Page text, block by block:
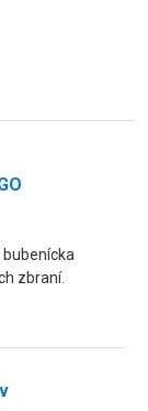
zbraní.